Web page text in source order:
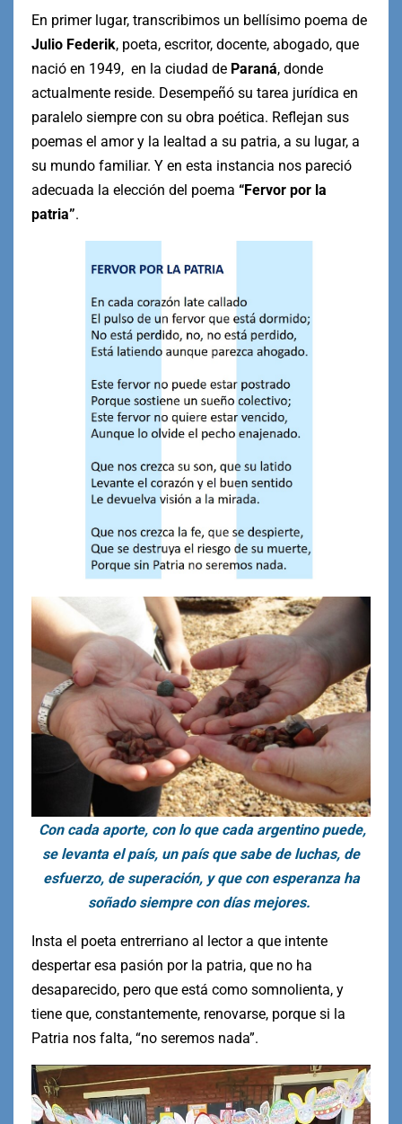
En primer lugar, transcribimos un bellísimo poema de
Julio Federik, poeta, escritor, docente, abogado, que
nació en 1949, en la ciudad de Paraná, donde
actualmente reside. Desempeñó su tarea jurídica en
paralelo siempre con su obra poética. Reflejan sus
poemas el amor y la lealtad a su patria, a su lugar, a
su mundo familiar. Y en esta instancia nos pareció
adecuada la elección del poema “Fervor por la
patria”.
Con cada aporte, con lo que cada argentino puede,
se levanta el país, un país que sabe de luchas, de
esfuerzo, de superación, y que con esperanza ha
soñado siempre con días mejores.
Insta el poeta entrerriano al lector a que intente
despertar esa pasión por la patria, que no ha
desaparecido, pero que está como somnolienta, y
tiene que, constantemente, renovarse, porque si la
Patria nos falta, “no seremos nada”.